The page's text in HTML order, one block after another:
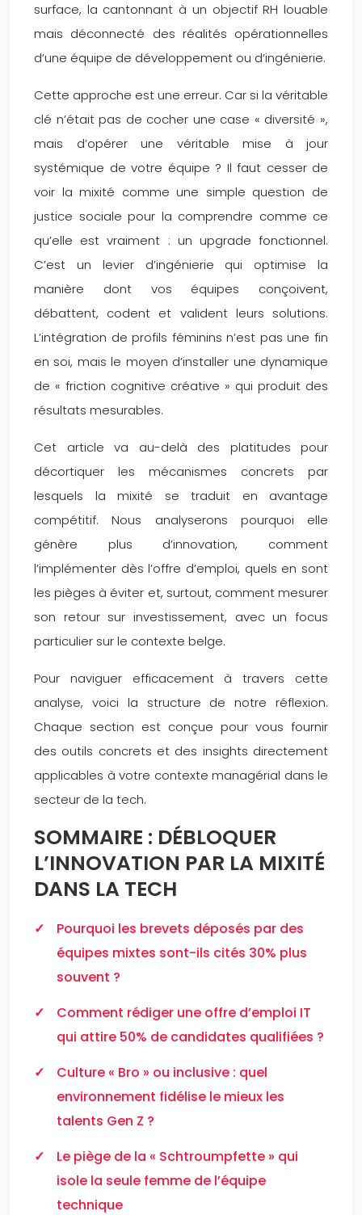
surface, la cantonnant à un objectif RH louable
mais déconnecté des réalités opérationnelles
d’une équipe de développement ou d’ingénierie.
Cette approche est une erreur. Car si la véritable
clé n’était pas de cocher une case « diversité »,
mais d’opérer une véritable mise à jour
systémique de votre équipe ? Il faut cesser de
voir la mixité comme une simple question de
justice sociale pour la comprendre comme ce
qu’elle est vraiment : un upgrade fonctionnel.
C’est un levier d’ingénierie qui optimise la
manière dont vos équipes conçoivent,
débattent, codent et valident leurs solutions.
L’intégration de profils féminins n’est pas une fin
en soi, mais le moyen d’installer une dynamique
de « friction cognitive créative » qui produit des
résultats mesurables.
Cet article va au-delà des platitudes pour
décortiquer les mécanismes concrets par
lesquels la mixité se traduit en avantage
compétitif. Nous analyserons pourquoi elle
génère plus d’innovation, comment
l’implémenter dès l’offre d’emploi, quels en sont
les pièges à éviter et, surtout, comment mesurer
son retour sur investissement, avec un focus
particulier sur le contexte belge.
Pour naviguer efficacement à travers cette
analyse, voici la structure de notre réflexion.
Chaque section est conçue pour vous fournir
des outils concrets et des insights directement
applicables à votre contexte managérial dans le
secteur de la tech.
SOMMAIRE : DÉBLOQUER
L’INNOVATION PAR LA MIXITÉ
DANS LA TECH
Pourquoi les brevets déposés par des
équipes mixtes sont-ils cités 30% plus
souvent ?
Comment rédiger une offre d’emploi IT
qui attire 50% de candidates qualifiées ?
Culture « Bro » ou inclusive : quel
environnement fidélise le mieux les
talents Gen Z ?
Le piège de la « Schtroumpfette » qui
isole la seule femme de l’équipe
technique